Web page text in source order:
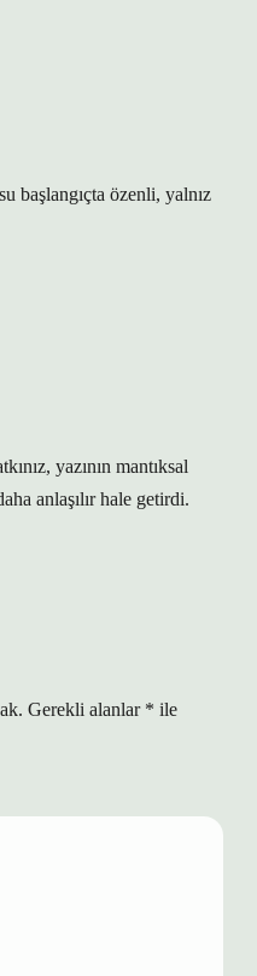
başlangıçta özenli, yalnız
yazının mantıksal
anlaşılırhale getirdi.
Gerekli alanlar * ile